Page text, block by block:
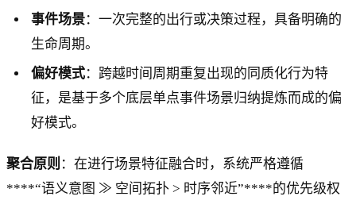
事件场景：一次完整的出行或决策过程，具备明确的
生命周期。
偏好模式：跨越时间周期重复出现的同质化行为特
征，是基于多个底层单点事件场景归纳提炼而成的偏
好模式。
聚合原则 ：在进行场景特征融合时，系统严格遵循
****“语义意图 ≫ 空间拓扑 > 时序邻近”****的优先级权